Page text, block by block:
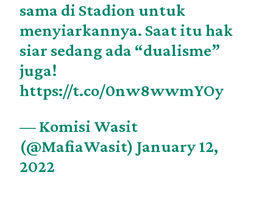
sama di Stadion untuk
menyiarkannya. Saat itu hak
siar sedang ada “dualisme”
juga!
https://t.co/0nw8wwmYOy
— Komisi Wasit
(@MafiaWasit) January 12,
2022